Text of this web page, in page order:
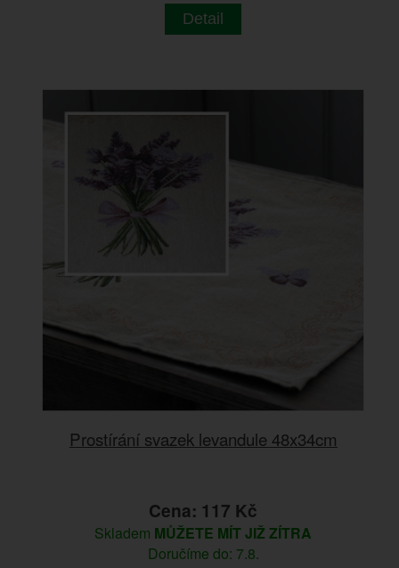
Detail
Prostírání svazek levandule 48x34cm
Cena: 117 Kč
Skladem MŮŽETE MÍT JIŽ ZÍTRA
Doručíme do: 7.8.